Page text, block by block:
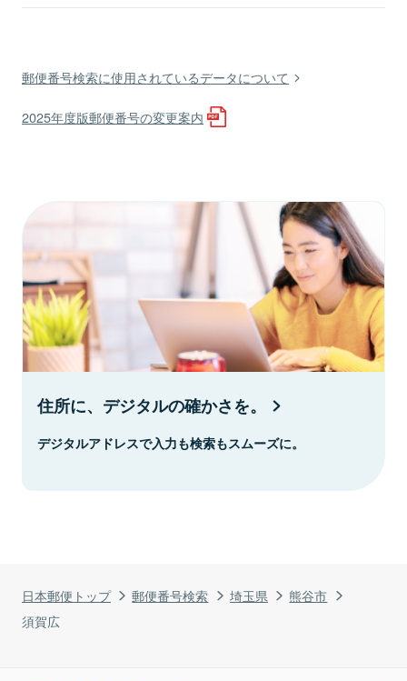
日本郵便トップ 郵便番号検索 埼玉県
熊谷市
須賀広
郵便番号検索に使用されているデータについて
2025年度版郵便番号の変更案内
住所に、デジタルの確かさを。
デジタルアドレスで入力も検索もスムーズに。